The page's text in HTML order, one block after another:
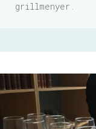
grillmenyer.